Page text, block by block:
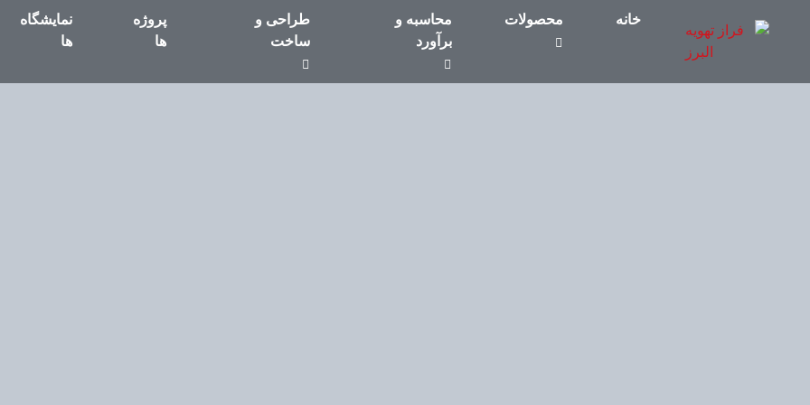
خانه محصولات
محاسبه و
برآورد
طراحی و
ساخت
پروژه
ها
نمایشگاه
ها